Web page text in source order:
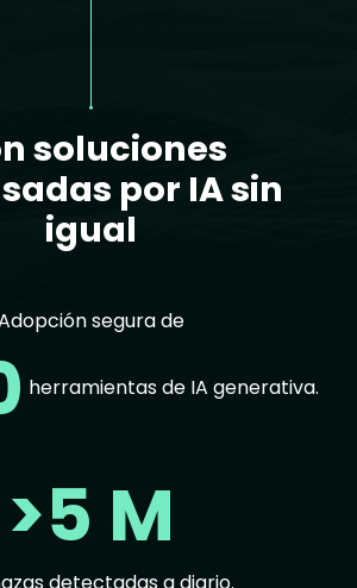
soluciones
por IA sin
igual
segura de
herramientas de IA generativa.
>5 M
detectadas a diario.